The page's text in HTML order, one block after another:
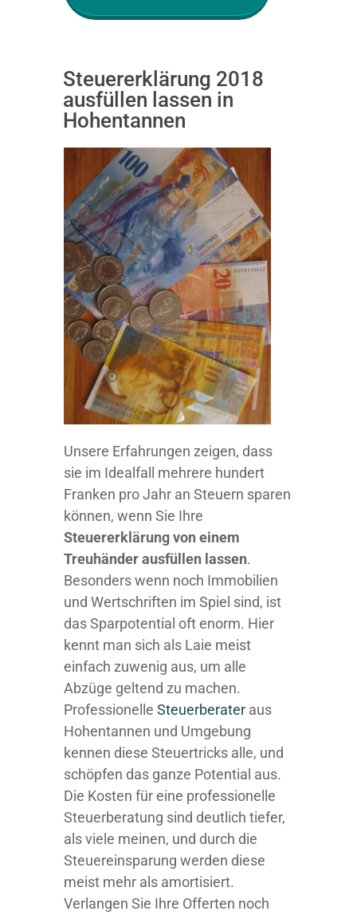
Steuererklärung 2018
ausfüllen lassen in
Hohentannen
Unsere Erfahrungen zeigen, dass
sie im Idealfall mehrere hundert
Franken pro Jahr an Steuern sparen
können, wenn Sie Ihre
Steuererklärung von einem
Treuhänder ausfüllen lassen.
Besonders wenn noch Immobilien
und Wertschriften im Spiel sind, ist
das Sparpotential oft enorm. Hier
kennt man sich als Laie meist
einfach zuwenig aus, um alle
Abzüge geltend zu machen.
Professionelle Steuerberater aus
Hohentannen und Umgebung
kennen diese Steuertricks alle, und
schöpfen das ganze Potential aus.
Die Kosten für eine professionelle
Steuerberatung sind deutlich tiefer,
als viele meinen, und durch die
Steuereinsparung werden diese
meist mehr als amortisiert.
Verlangen Sie Ihre Offerten noch